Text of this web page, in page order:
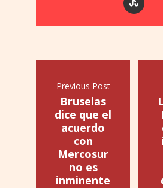
Previous Post
Bruselas
dice que el
acuerdo
con
Mercosur
no es
inminente